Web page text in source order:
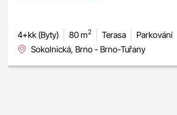
4+kk (Byty) 80 m2 Terasa
Parkování
Sokolnická, Brno - Brno-Tuřany